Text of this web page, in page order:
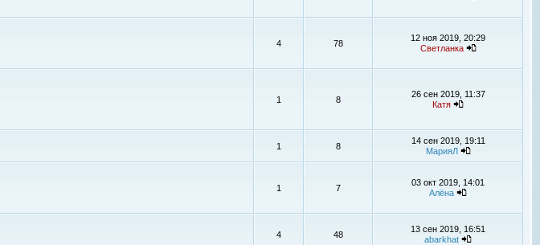
4 78
12 ноя 2019, 20:29
Светланка
1 8
26 сен 2019, 11:37
Катя
1 8
14 сен 2019, 19:11
МарияЛ
1 7
03 окт 2019, 14:01
Алёна
4 48
13 сен 2019, 16:51
abarkhat